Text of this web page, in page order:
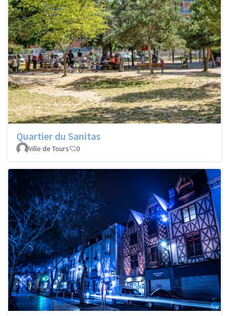
Quartier du Sanitas
Ville de Tours 0